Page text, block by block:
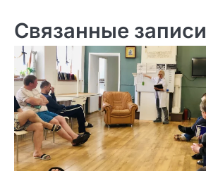
Связанные записи